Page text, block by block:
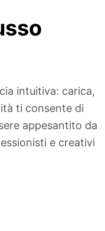
intuitiva: carica,
ti consente di
appesantito da
e creativi